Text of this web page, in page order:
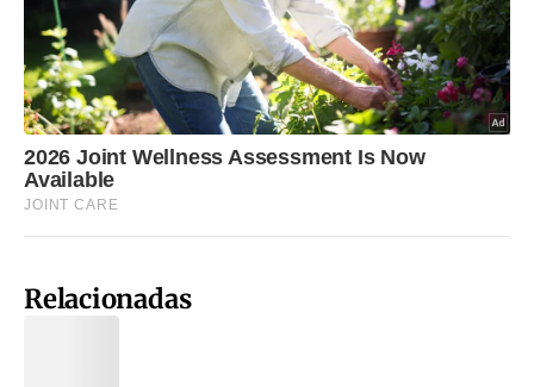
Relacionadas